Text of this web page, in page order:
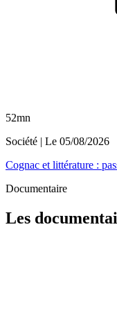
52mn
Société | Le 05/08/2026
Cognac et littérature :
Documentaire
Les